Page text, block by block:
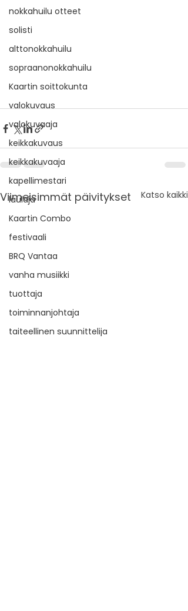
nokkahuilu otteet
solisti
alttonokkahuilu
sopraanonokkahuilu
Kaartin soittokunta
valokuvaus
valokuvaaja
keikkakuvaus
keikkakuvaaja
kapellimestari
laulaja
Kaartin Combo
festivaali
BRQ Vantaa
vanha musiikki
tuottaja
toiminnanjohtaja
taiteellinen suunnittelija
Viimeisimmät päivitykset Katso kaikki